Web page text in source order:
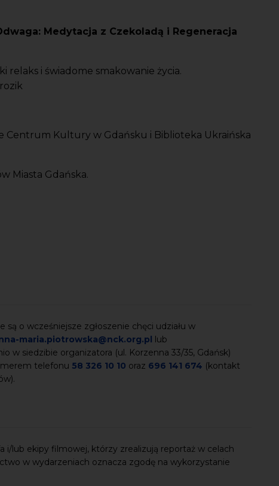
Medytacja z Czekoladą i Regeneracja
relaks i świadome smakowanie życia.
Centrum Kultury w Gdańsku i Biblioteka Ukraińska
Miasta Gdańska.
o wcześniejsze zgłoszenie chęci udziału w
maria.piotrowska@nck.org.pl lub
w siedzibie organizatora (ul. Korzenna 33/35, Gdańsk)
telefonu 58 326 10 10 oraz 696 141 674 (kontakt
i/lub ekipy filmowej, którzy zrealizują reportaż w celach
w wydarzeniach oznacza zgodę na wykorzystanie